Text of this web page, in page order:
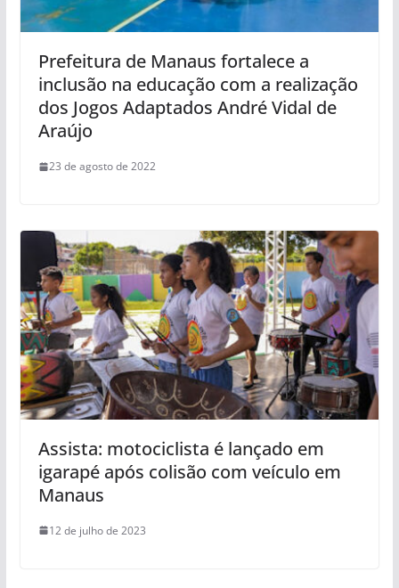
Prefeitura de Manaus fortalece a
inclusão na educação com a realização
dos Jogos Adaptados André Vidal de
Araújo
23 de agosto de 2022
Assista: motociclista é lançado em
igarapé após colisão com veículo em
Manaus
12 de julho de 2023